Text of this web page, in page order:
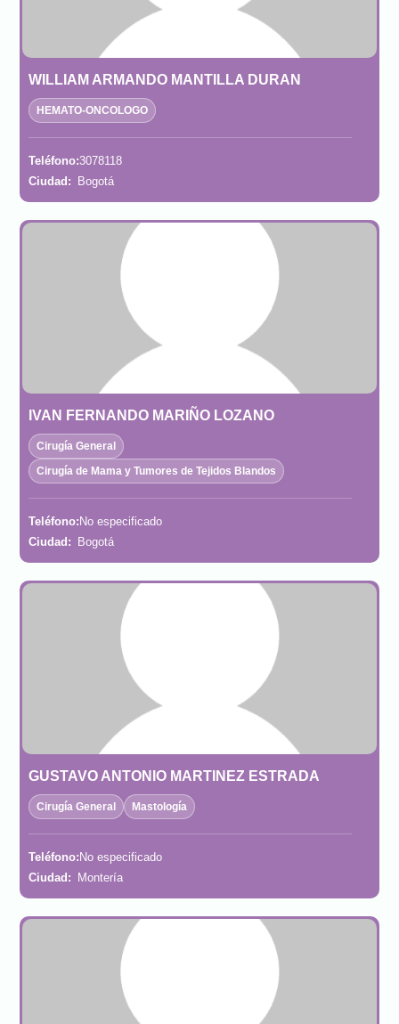
WILLIAM ARMANDO MANTILLA DURAN
HEMATO-ONCOLOGO
Teléfono:3078118
Ciudad:
Bogotá
IVAN FERNANDO MARIÑO LOZANO
Cirugía General
Cirugía de Mama y Tumores de Tejidos Blandos
Teléfono: No especificado
Ciudad:
Bogotá
GUSTAVO ANTONIO MARTINEZ ESTRADA
Cirugía General Mastología
Teléfono: No especificado
Ciudad:
Montería